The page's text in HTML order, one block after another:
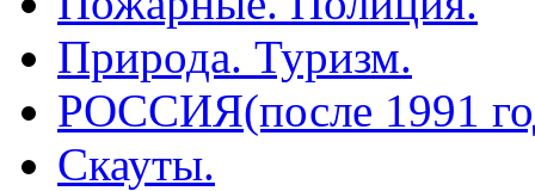
Природа. Туризм.
РОССИЯ(после 1991
Скауты.